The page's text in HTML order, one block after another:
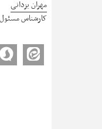
مهران یزدانی
کارشناس